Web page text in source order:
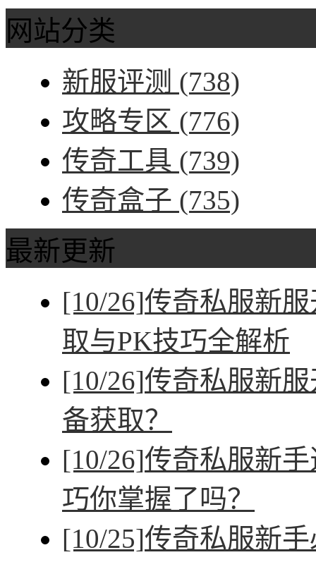
网站分类
新服评测 (738)
攻略专区 (776)
传奇工具 (739)
传奇盒子 (735)
最新更新
[10/26]传奇私服新
取与PK技巧全解析
[10/26]传奇私服新
备获取？
[10/26]传奇私服新
巧你掌握了吗？
[10/25]传奇私服新